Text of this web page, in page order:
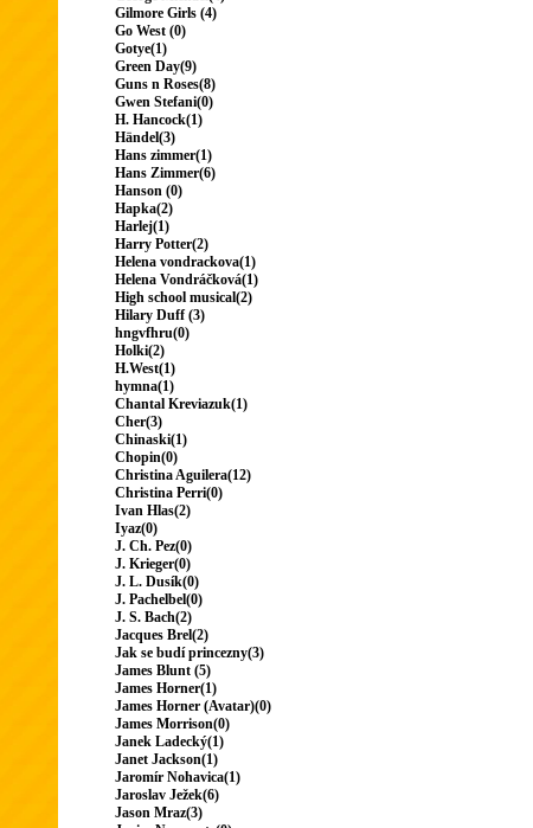
Gilmore Girls (4)
Go West (0)
Gotye(1)
Green Day(9)
Guns n Roses(8)
Gwen Stefani(0)
H. Hancock(1)
Händel(3)
Hans zimmer(1)
Hans Zimmer(6)
Hanson (0)
Hapka(2)
Harlej(1)
Harry Potter(2)
Helena vondrackova(1)
Helena Vondráčková(1)
High school musical(2)
Hilary Duff (3)
hngvfhru(0)
Holki(2)
H.West(1)
hymna(1)
Chantal Kreviazuk(1)
Cher(3)
Chinaski(1)
Chopin(0)
Christina Aguilera(12)
Christina Perri(0)
Ivan Hlas(2)
Iyaz(0)
J. Ch. Pez(0)
J. Krieger(0)
J. L. Dusík(0)
J. Pachelbel(0)
J. S. Bach(2)
Jacques Brel(2)
Jak se budí princezny(3)
James Blunt (5)
James Horner(1)
James Horner (Avatar)(0)
James Morrison(0)
Janek Ladecký(1)
Janet Jackson(1)
Jaromír Nohavica(1)
Jaroslav Ježek(6)
Jason Mraz(3)